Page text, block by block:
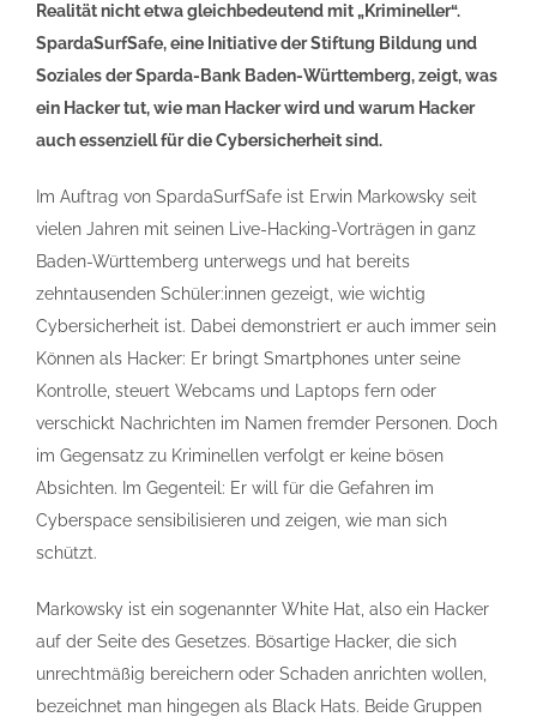
Realität nicht etwa gleichbedeutend mit „Krimineller“.
SpardaSurfSafe, eine Initiative der Stiftung Bildung und
Soziales der Sparda-Bank Baden-Württemberg, zeigt, was
ein Hacker tut, wie man Hacker wird und warum Hacker
auch essenziell für die Cybersicherheit sind.
Im Auftrag von SpardaSurfSafe ist Erwin Markowsky seit
vielen Jahren mit seinen Live-Hacking-Vorträgen in ganz
Baden-Württemberg unterwegs und hat bereits
zehntausenden Schüler:innen gezeigt, wie wichtig
Cybersicherheit ist. Dabei demonstriert er auch immer sein
Können als Hacker: Er bringt Smartphones unter seine
Kontrolle, steuert Webcams und Laptops fern oder
verschickt Nachrichten im Namen fremder Personen. Doch
im Gegensatz zu Kriminellen verfolgt er keine bösen
Absichten. Im Gegenteil: Er will für die Gefahren im
Cyberspace sensibilisieren und zeigen, wie man sich
schützt.
Markowsky ist ein sogenannter White Hat, also ein Hacker
auf der Seite des Gesetzes. Bösartige Hacker, die sich
unrechtmäßig bereichern oder Schaden anrichten wollen,
bezeichnet man hingegen als Black Hats. Beide Gruppen